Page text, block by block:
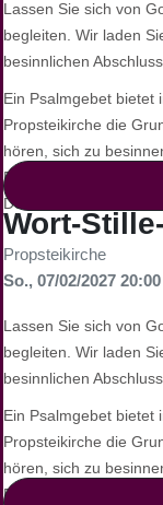
Lassen Sie sich von
begleiten. Wir laden
besinnlichen
Ein Psalmgebet bietet
Propsteikirche die
hören, sich zu
Ballhorn,
einen Abend voller
Lichtern.
Finden Sie Ruhe und
die kommende Woche.
Wort-
Propsteikirche
So., 07/02/2027 20:00
Lassen Sie sich von
begleiten. Wir laden
besinnlichen
Ein Psalmgebet bietet
Propsteikirche die
hören, sich zu
Ballhorn,